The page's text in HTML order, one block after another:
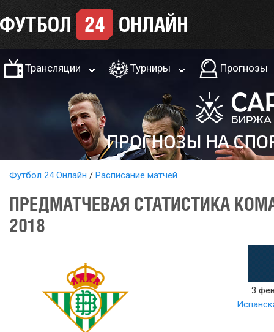
Трансляции Турниры Прогнозы
Футбол 24 Онлайн Расписание матчей
ПРЕДМАТЧЕВАЯ СТАТИСТИКА
2018
3